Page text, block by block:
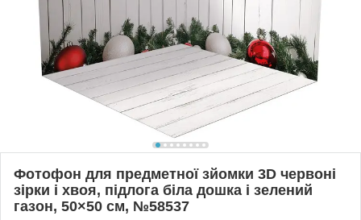
Фотофон для предметної зйомки 3D червоні
зірки і хвоя, підлога біла дошка і зелений
газон, 50×50 см, №58537